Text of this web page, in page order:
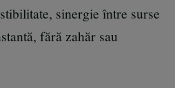
sinergie între surse
fără zahăr sau